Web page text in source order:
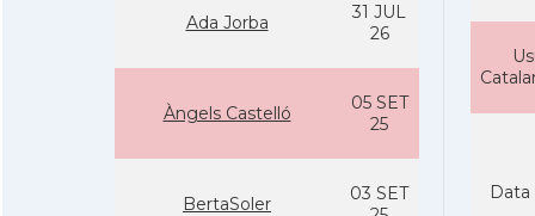
Ada Jorba
31 JUL
26
Àngels Castelló
05 SET
25
BertaSoler
03 SET
Data